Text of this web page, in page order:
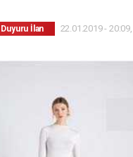
Duyuru İlan 22.01.2019 -